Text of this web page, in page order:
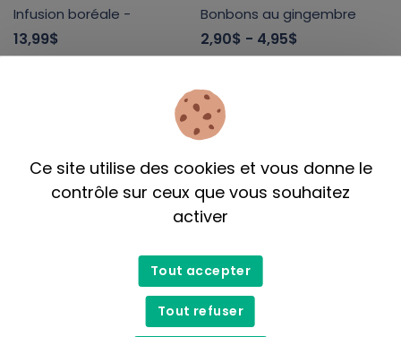
Infusion boréale -
13,99$
Bonbons au gingembre
2,90$ - 4,95$
Infusion bio en sachets
Öko Créations
Sac pour lait végétal
8,99$
Ce site utilise des cookies et vous donne le
contrôle sur ceux que vous souhaitez
activer
Tout accepter
Tout refuser